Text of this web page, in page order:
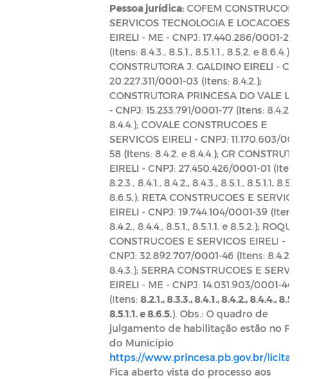
Pessoa jurídica:COFEM CONSTRUCOES
SERVICOS TECNOLOGIA E LOCACOES
EIRELI - ME - CNPJ: 17.440.286/0001-29
(Itens: 8.4.3., 8.5.1., 8.5.1.1., 8.5.2. e 8.6.4.);
CONSTRUTORA J. GALDINO EIRELI - CNPJ:
20.227.311/0001-03 (Itens: 8.4.2.);
CONSTRUTORA PRINCESA DO VALE LTDA
- CNPJ: 15.233.791/0001-77 (Itens: 8.4.2. e
8.4.4.); COVALE CONSTRUCOES E
SERVICOS EIRELI - CNPJ: 11.170.603/0001-
58 (Itens: 8.4.2. e 8.4.4.); GR
EIRELI - CNPJ: 27.450.426/0001-01 (Itens:
8.2.3., 8.4.1., 8.4.2., 8.4.3., 8.5.1., 8.5.1.1, 8.5.2. e
8.6.5.); RETA CONSTRUCOES E SERVICOS
EIRELI - CNPJ: 19.744.104/0001-39 (Itens:
8.4.2., 8.4.4., 8.5.1., 8.5.1.1. e 8.5.2.); ROQUE
CONSTRUCOES E SERVICOS EIRELI -
CNPJ: 32.892.707/0001-46 (Itens: 8.4.2. e
8.4.3.); SERRA CONSTRUCOES E
EIRELI - ME - CNPJ: 14.031.903/0001-44
(Itens: 8.2.1., 8.3.3., 8.4.1., 8.4.2., 8.4.4., 8.5.1.,
8.5.1.1. e 8.6.5.). Obs.: O quadro de
julgamento de habilitação estão no
do Município
https://www.princesa.pb.gov.br/
Fica aberto vista do processo aos